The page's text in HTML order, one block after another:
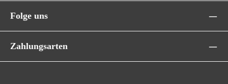
Folge uns
Zahlungsarten